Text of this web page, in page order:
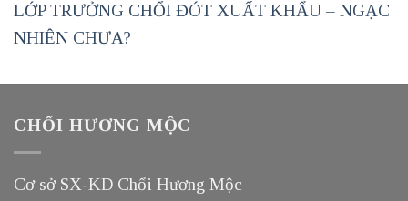
LỚP TRƯỞNG CHỔI ĐÓT XUẤT KHẨU – NGẠC
NHIÊN CHƯA?
CHỔI HƯƠNG MỘC
Cơ sở SX-KD Chổi Hương Mộc